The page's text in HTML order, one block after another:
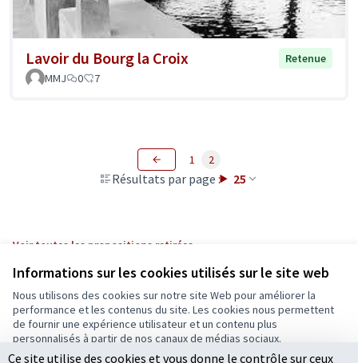
Informations sur les cookies utilisés sur le site web
Nous utilisons des cookies sur notre site Web pour améliorer la
performance et les contenus du site. Les cookies nous permettent
de fournir une expérience utilisateur et un contenu plus
personnalisés à partir de nos canaux de médias sociaux.
Tout accepter
Lavoir du Bourg la Croix
Retenue
MMJ
0 7
Résultats par page : 25
1 2
Voir toutes les propositions retirées
Conditions d'utilisation
Paramètres des cookies
Ecrivons Angers sur X
(Lien externe)
Ecrivons Angers sur Facebook
(Lien externe)
Ce site utilise des cookies et vous donne le contrôle sur ceux